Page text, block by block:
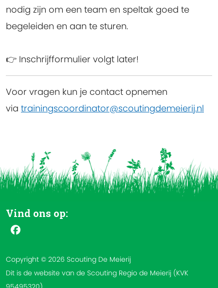
nodig zijn om een team en speltak goed te
begeleiden en aan te sturen.
👉 Inschrijfformulier volgt later!
Voor vragen kun je contact opnemen
via trainingscoordinator@scoutingdemeierij.nl
Vind ons op:
Copyright © 2026 Scouting De Meierij
Dit is de website van de Scouting Regio de Meierij (KVK